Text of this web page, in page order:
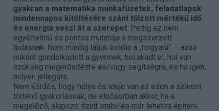
gyakran a matematika munkafüzetek, feladatlapok
mindennapos kitöltésére szánt túlzott mértékű idő
és energia veszi át a szerepet. Pedig ez nem
egyértelmű és pontos mutatója a megszerzett
tudásnak. Nem mindig látjuk belőle a „hogyant” – azaz
miként gondolkodott a gyermek, hol akadt el, hol van
szükség megerősítésre és/vagy segítségre, és ha igen,
milyen jellegűre.
Nem kérdés, hogy helye és ideje van az ezen a szinten
történő gyakorlásnak, de elsősorban akkor, ha a
megelőző, alapozó szint stabil és már lehet rá építeni.